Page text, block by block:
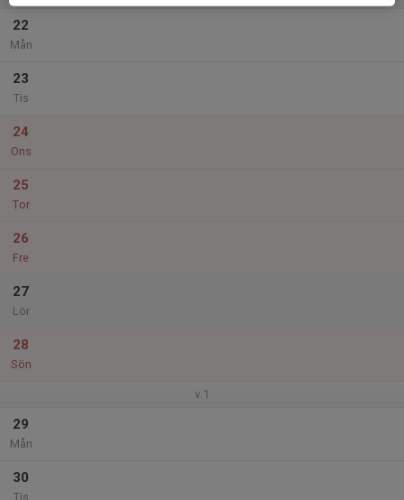
22
Mån
23
Tis
24
Ons
25
Tor
26
Fre
27
Lör
28
Sön
v.1
29
Mån
30
Tis